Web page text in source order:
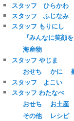
スタッフ ひらかわ
スタッフ ふじなみ
スタッフ もりにし
『みんなに笑顔
海産物
スタッフ やじま
おせち
かに
スタッフ よこい
スタッフ わたなべ
おせち
お土産
その他
レシピ